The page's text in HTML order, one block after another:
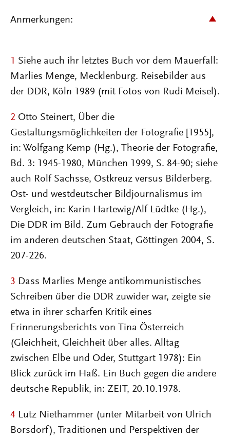
Anmerkungen:
1 Siehe auch ihr letztes Buch vor dem Mauerfall:
Marlies Menge, Mecklenburg. Reisebilder aus
der DDR, Köln 1989 (mit Fotos von Rudi Meisel).
2 Otto Steinert, Über die
Gestaltungsmöglichkeiten der Fotografie [1955],
in: Wolfgang Kemp (Hg.), Theorie der Fotografie,
Bd. 3: 1945-1980, München 1999, S. 84-90; siehe
auch Rolf Sachsse, Ostkreuz versus Bilderberg.
Ost- und westdeutscher Bildjournalismus im
Vergleich, in: Karin Hartewig/Alf Lüdtke (Hg.),
Die DDR im Bild. Zum Gebrauch der Fotografie
im anderen deutschen Staat, Göttingen 2004, S.
207-226.
3 Dass Marlies Menge antikommunistisches
Schreiben über die DDR zuwider war, zeigte sie
etwa in ihrer scharfen Kritik eines
Erinnerungsberichts von Tina Österreich
(Gleichheit, Gleichheit über alles. Alltag
zwischen Elbe und Oder, Stuttgart 1978): Ein
Blick zurück im Haß. Ein Buch gegen die andere
deutsche Republik, in: ZEIT, 20.10.1978.
4 Lutz Niethammer (unter Mitarbeit von Ulrich
Borsdorf), Traditionen und Perspektiven der